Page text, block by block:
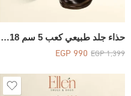
حذاء جلد طبيعي كعب 5 سم Code 418
EGP1,399
EGP990